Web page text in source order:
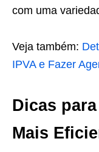
com uma
Veja também:
IPVA e Fazer
Dicas
Mais